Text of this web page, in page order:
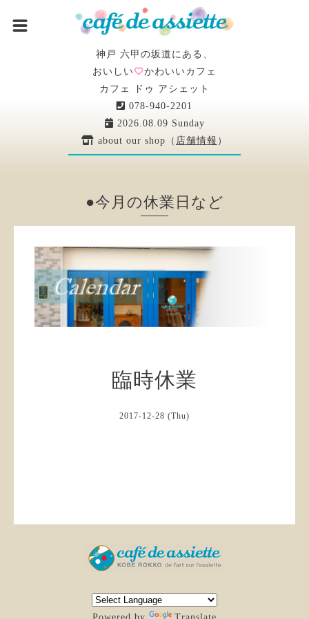
神戸 六甲の坂道にある、
おいしい
かわいいカフェ
カフェ ドゥ アシェット
078-940-2201
2026.08.09 Sunday
about our shop（ 店舗情報 ）
●今月の休業日など
臨時休業
2017-12-28 (Thu)